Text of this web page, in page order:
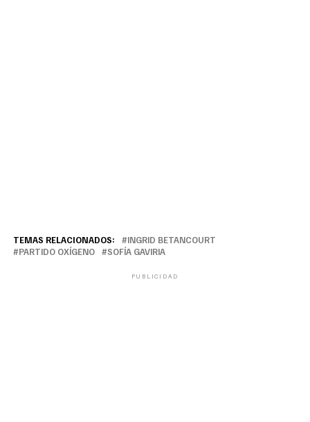
TEMAS RELACIONADOS:
INGRID BETANCOURT
PARTIDO OXÍGENO
SOFÍA GAVIRIA
PUBLICIDAD